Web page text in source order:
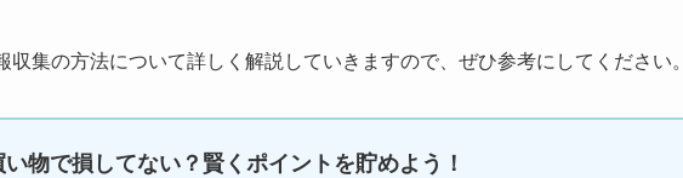
集の方法について詳しく解説していきますので、ぜひ参考にしてください。
い物で損してない？賢くポイントを貯めよう！